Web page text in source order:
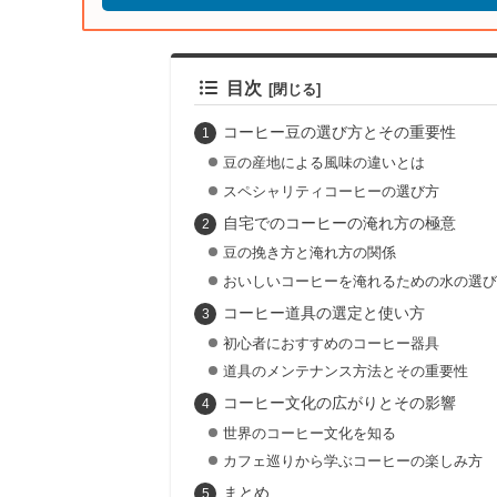
目次
コーヒー豆の選び方とその重要性
豆の産地による風味の違いとは
スペシャリティコーヒーの選び方
自宅でのコーヒーの淹れ方の極意
豆の挽き方と淹れ方の関係
おいしいコーヒーを淹れるための水の選
コーヒー道具の選定と使い方
初心者におすすめのコーヒー器具
道具のメンテナンス方法とその重要性
コーヒー文化の広がりとその影響
世界のコーヒー文化を知る
カフェ巡りから学ぶコーヒーの楽しみ方
まとめ